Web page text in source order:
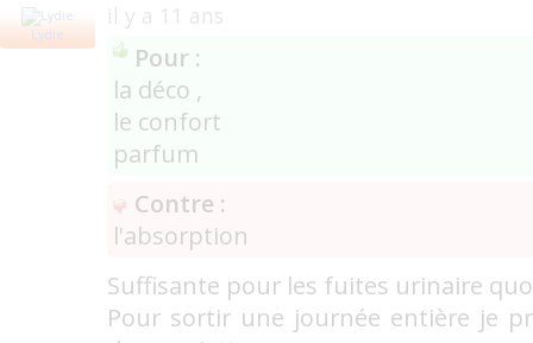
Lydie
il y a 11 ans
Pour :
la déco ,
le confort
parfum
Contre :
l'absorption
Suffisante pour les fuites urinaire
Pour sortir une journée entière je